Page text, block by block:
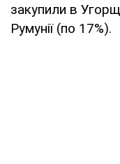
закупили в
Румунії (по 17%).